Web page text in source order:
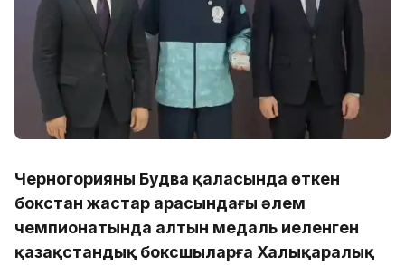
Черногорияның Будва қаласында өткен
бокстан жастар арасындағы әлем
чемпионатында алтын медаль иеленген
қазақстандық боксшыларға Халықаралық